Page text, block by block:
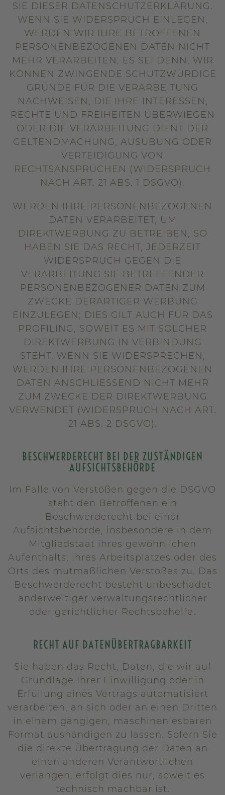
SIE DIESER DATENSCHUTZERKLÄRUNG.
WENN SIE WIDERSPRUCH EINLEGEN,
WERDEN WIR IHRE BETROFFENEN
PERSONENBEZOGENEN DATEN NICHT
MEHR VERARBEITEN, ES SEI DENN, WIR
KÖNNEN ZWINGENDE SCHUTZWÜRDIGE
GRÜNDE FÜR DIE VERARBEITUNG
NACHWEISEN, DIE IHRE INTERESSEN,
RECHTE UND FREIHEITEN ÜBERWIEGEN
ODER DIE VERARBEITUNG DIENT DER
GELTENDMACHUNG, AUSÜBUNG ODER
VERTEIDIGUNG VON
RECHTSANSPRÜCHEN (WIDERSPRUCH
NACH ART. 21 ABS. 1 DSGVO).
WERDEN IHRE PERSONENBEZOGENEN
DATEN VERARBEITET, UM
DIREKTWERBUNG ZU BETREIBEN, SO
HABEN SIE DAS RECHT, JEDERZEIT
WIDERSPRUCH GEGEN DIE
VERARBEITUNG SIE BETREFFENDER
PERSONENBEZOGENER DATEN ZUM
ZWECKE DERARTIGER WERBUNG
EINZULEGEN; DIES GILT AUCH FÜR DAS
PROFILING, SOWEIT ES MIT SOLCHER
DIREKTWERBUNG IN VERBINDUNG
STEHT. WENN SIE WIDERSPRECHEN,
WERDEN IHRE PERSONENBEZOGENEN
DATEN ANSCHLIESSEND NICHT MEHR
ZUM ZWECKE DER DIREKTWERBUNG
VERWENDET (WIDERSPRUCH NACH ART.
21 ABS. 2 DSGVO).
BESCHWERDE­RECHT BEI DER ZUSTÄNDIGEN
AUFSICHTS­BEHÖRDE
Im Falle von Verstößen gegen die DSGVO
steht den Betroffenen ein
Beschwerderecht bei einer
Aufsichtsbehörde, insbesondere in dem
Mitgliedstaat ihres gewöhnlichen
Aufenthalts, ihres Arbeitsplatzes oder des
Orts des mutmaßlichen Verstoßes zu. Das
Beschwerderecht besteht unbeschadet
anderweitiger verwaltungsrechtlicher
oder gerichtlicher Rechtsbehelfe.
RECHT AUF DATEN­ÜBERTRAG­BARKEIT
Sie haben das Recht, Daten, die wir auf
Grundlage Ihrer Einwilligung oder in
Erfüllung eines Vertrags automatisiert
verarbeiten, an sich oder an einen Dritten
in einem gängigen, maschinenlesbaren
Format aushändigen zu lassen. Sofern Sie
die direkte Übertragung der Daten an
einen anderen Verantwortlichen
verlangen, erfolgt dies nur, soweit es
technisch machbar ist.